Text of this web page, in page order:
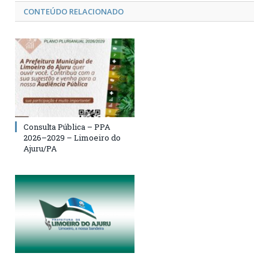
CONTEÚDO RELACIONADO
Consulta Pública – PPA
2026–2029 – Limoeiro do
Ajuru/PA